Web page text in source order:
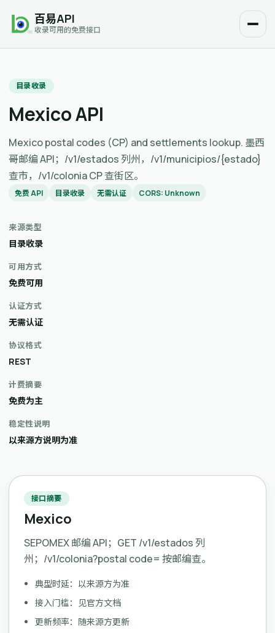
百易API
收录可用的免费接口
目录收录
Mexico API
Mexico postal codes (CP) and settlements lookup. 墨西
哥邮编 API；/v1/estados 列州，/v1/municipios/{estado}
查市，/v1/colonia CP 查街区。
免费 API 目录收录 无需认证 CORS: Unknown
来源类型
目录收录
可用方式
免费可用
认证方式
无需认证
协议格式
REST
计费摘要
免费为主
稳定性说明
以来源方说明为准
接口摘要
Mexico
SEPOMEX 邮编 API；GET /v1/estados 列
州；/v1/colonia?postal code= 按邮编查。
典型时延：以来源方为准
接入门槛：见官方文档
更新频率：随来源方更新